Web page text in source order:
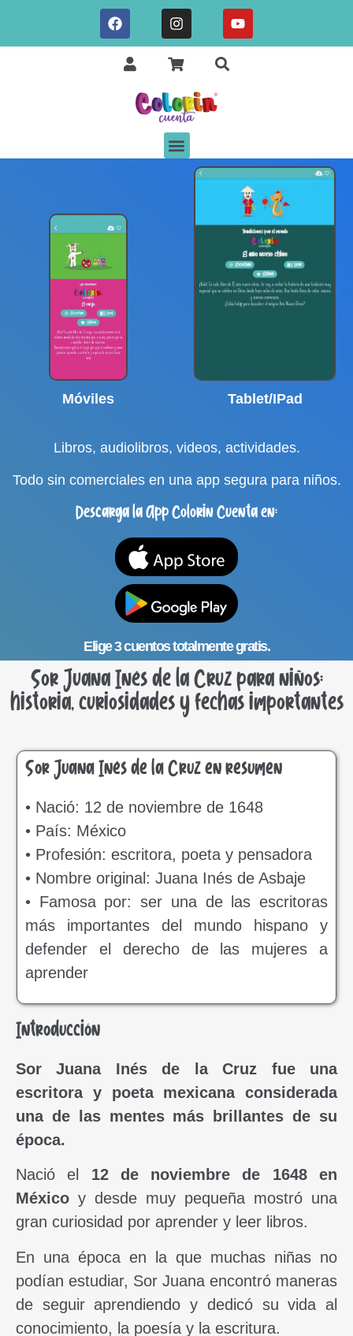
Móviles Tablet/IPad
Libros, audiolibros, videos, actividades.
Todo sin comerciales en una app segura para niños.
Descarga la App Colorin Cuenta en:
Elige 3 cuentos totalmente gratis.
Sor Juana Inés de la Cruz para niños:
historia, curiosidades y fechas importantes
Sor Juana Inés de la Cruz en resumen
• Nació: 12 de noviembre de 1648
• País: México
• Profesión: escritora, poeta y pensadora
• Nombre original: Juana Inés de Asbaje
• Famosa por: ser una de las escritoras
más importantes del mundo hispano y
defender el derecho de las mujeres a
aprender
Introducción
Sor Juana Inés de la Cruz fue una
escritora y poeta mexicana considerada
una de las mentes más brillantes de su
época.
Nació el 12 de noviembre de 1648 en
México y desde muy pequeña mostró una
gran curiosidad por aprender y leer libros.
En una época en la que muchas niñas no
podían estudiar, Sor Juana encontró maneras
de seguir aprendiendo y dedicó su vida al
conocimiento, la poesía y la escritura.